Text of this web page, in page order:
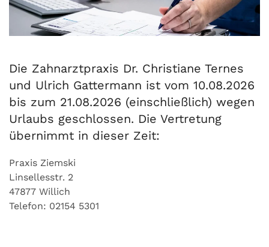
Die Zahnarztpraxis Dr. Christiane Ternes
und Ulrich Gattermann ist vom 10.08.2026
bis zum 21.08.2026 (einschließlich) wegen
Urlaubs geschlossen. Die Vertretung
übernimmt in dieser Zeit:
Praxis Ziemski
Linsellesstr. 2
47877 Willich
Telefon: 02154 5301